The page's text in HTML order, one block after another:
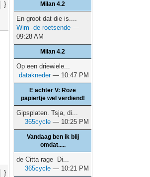
}
}
Milan 4.2
En groot dat die is....
Wim -de roetsende —
09:28 AM
Milan 4.2
Op een driewiele...
datakneder— 10:47 PM
E achter V: Roze
papiertje wel verdiend!
Gipsplaten. Tsja, di...
365cycle — 10:25 PM
Vandaag ben ik blij
omdat.....
de Citta rage Di...
365cycle — 10:21 PM